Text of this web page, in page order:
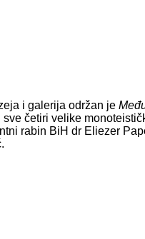
i galerija održan je
četiri velike
rabin BiH dr Eliezer